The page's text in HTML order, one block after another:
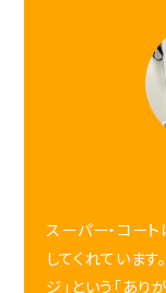
スーパー・コー
してくれています
ジ」という「あ